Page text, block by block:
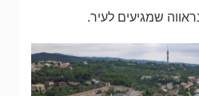
שמגיעים לעיר.